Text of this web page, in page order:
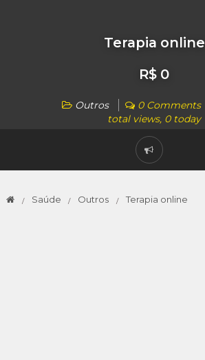
Terapia online
R$ 0
Outros 0 Comments
total views, 0 today
Saúde Outros Terapia online